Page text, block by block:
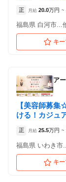
（
正 月給 20.0万円 ~
福島県 白河市...
キ
ア
【美容師募
ける！カジュ
正 月給 25.5万円 ~
福島県 いわき市
キ